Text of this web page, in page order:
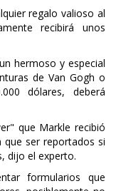
regalo valioso al
recibirá unos
hermoso y especial
de Van Gogh o
dólares, deberá
que Markle recibió
que ser reportados si
dijo el experto.
formularios que